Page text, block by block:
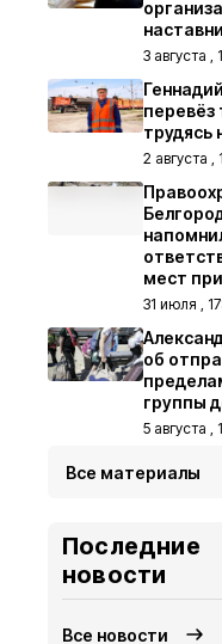
3 августа ,
перевёз
трудясь
2 августа ,
мест
31 июля ,
об
группы
5 августа ,
Все материалы
Последние
новости
Все новости